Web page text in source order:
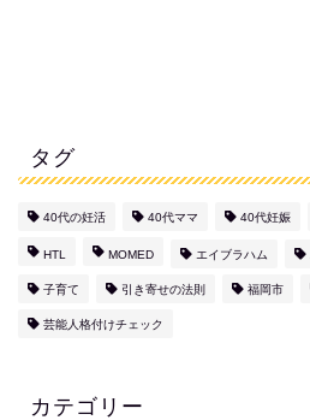
タグ
40代の妊活 40代ママ 40代妊娠
HTL MOMED エイブラハム
子育て 引き寄せの法則 福岡市
芸能人格付けチェック
カテゴリー